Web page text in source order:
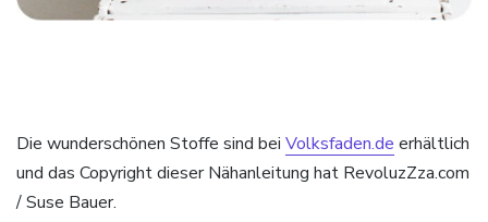
Die wunderschönen Stoffe sind bei Volksfaden.de erhältlich
und das Copyright dieser Nähanleitung hat RevoluzZza.com
/ Suse Bauer.